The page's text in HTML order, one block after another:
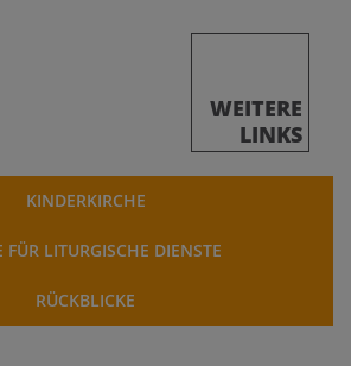
WEITERE
LINKS
KINDERKIRCHE
FÜR LITURGISCHE DIENSTE
RÜCKBLICKE